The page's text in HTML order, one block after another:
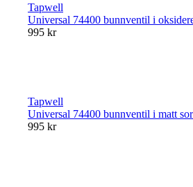
Tapwell
Universal 74400 bunnventil i
995 kr
Tapwell
Universal 74400 bunnventil i matt
995 kr